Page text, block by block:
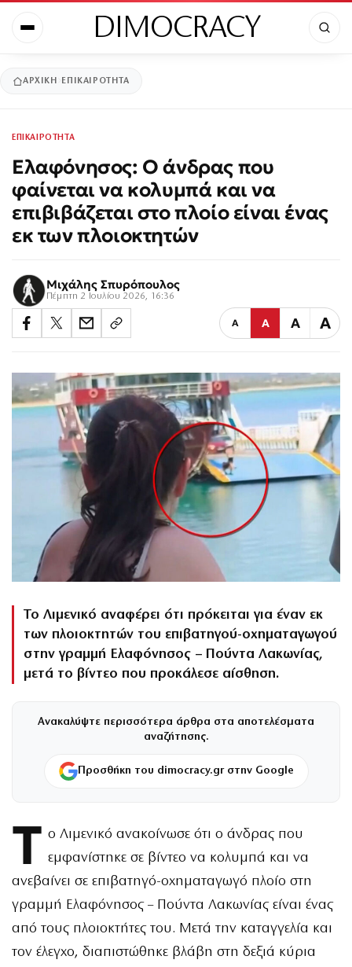
DIMOCRACY
ΑΡΧΙΚΉ ΕΠΙΚΑΙΡΟΤΗΤΑ
ΕΠΙΚΑΙΡΟΤΗΤΑ
Ελαφόνησος: Ο άνδρας που
φαίνεται να κολυμπά και να
επιβιβάζεται στο πλοίο είναι ένας
εκ των πλοιοκτητών
Μιχάλης Σπυρόπουλος
Πέμπτη 2 Ιουλίου 2026, 16:36
Α Α Α Α
Το Λιμενικό αναφέρει ότι πρόκειται για έναν εκ
των πλοιοκτητών του επιβατηγού-οχηματαγωγού
στην γραμμή Ελαφόνησος – Πούντα Λακωνίας,
μετά το βίντεο που προκάλεσε αίσθηση.
Ανακαλύψτε περισσότερα άρθρα στα αποτελέσματα
αναζήτησης.
Προσθήκη του dimocracy.gr στην Google
Τ ο Λιμενικό ανακοίνωσε ότι ο άνδρας που
εμφανίστηκε σε βίντεο να κολυμπά και να
ανεβαίνει σε επιβατηγό-οχηματαγωγό πλοίο στη
γραμμή Ελαφόνησος – Πούντα Λακωνίας είναι ένας
από τους πλοιοκτήτες του. Μετά την καταγγελία και
τον έλεγχο, διαπιστώθηκε βλάβη στη δεξιά κύρια